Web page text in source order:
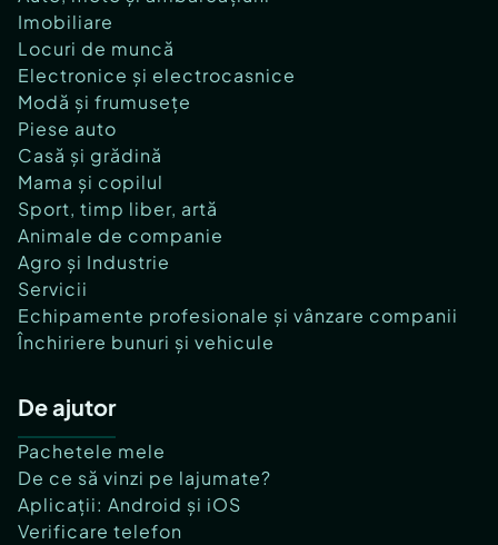
Imobiliare
Locuri de muncă
Electronice și electrocasnice
Modă și frumusețe
Piese auto
Casă și grădină
Mama și copilul
Sport, timp liber, artă
Animale de companie
Agro și Industrie
Servicii
Echipamente profesionale și vânzare companii
Închiriere bunuri și vehicule
De ajutor
Pachetele mele
De ce să vinzi pe lajumate?
Aplicații: Android și iOS
Verificare telefon